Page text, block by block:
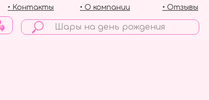
• Отзывы
• О компании
• Контакты